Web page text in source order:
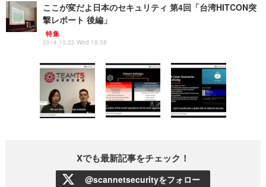
ここが変だよ日本のセキュリティ 第4回「台湾HITCON突
撃レポート 後編」
特集
2014.10.22 Wed 18:38
Xでも最新記事をチェック！
@scannetsecurityをフォロー